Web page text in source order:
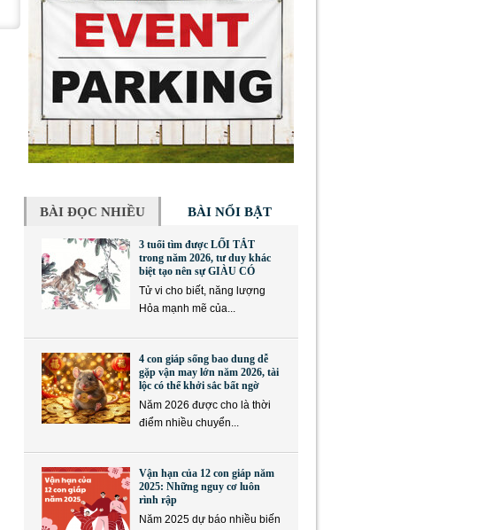
BÀI ĐỌC NHIỀU BÀI NỔI BẬT
3 tuổi tìm được LỐI TẮT
trong năm 2026, tư duy khác
biệt tạo nên sự GIÀU CÓ
Tử vi cho biết, năng lượng
Hỏa mạnh mẽ của...
4 con giáp sống bao dung dễ
gặp vận may lớn năm 2026, tài
lộc có thể khởi sắc bất ngờ
Năm 2026 được cho là thời
điểm nhiều chuyển...
Vận hạn của 12 con giáp năm
2025: Những nguy cơ luôn
rình rập
Năm 2025 dự báo nhiều biến